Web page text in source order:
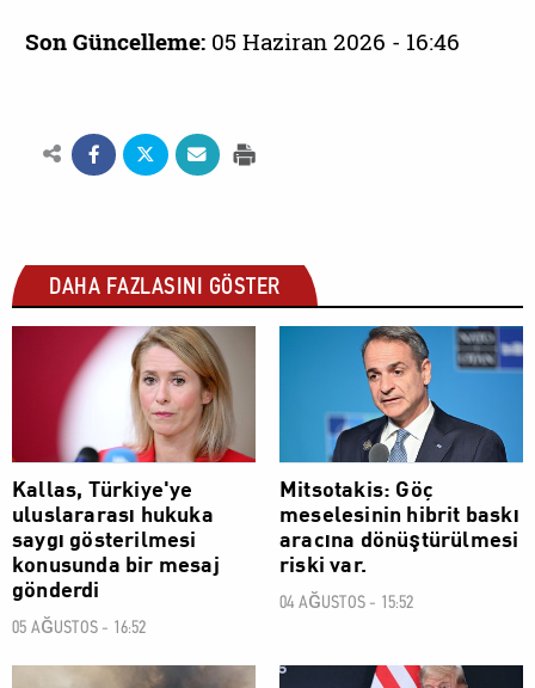
Son Güncelleme: 05 Haziran 2026 - 16:46
DAHA FAZLASINI GÖSTER
DÜNYA
Kallas, Türkiye'ye
uluslararası hukuka
saygı gösterilmesi
konusunda bir mesaj
gönderdi
05 AĞUSTOS - 16:52
DÜNYA
Mitsotakis: Göç
meselesinin hibrit baskı
aracına dönüştürülmesi
riski var.
04 AĞUSTOS - 15:52
DÜNYA